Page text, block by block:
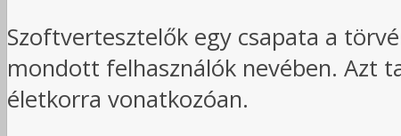
Szoftvertesztelők egy csapata a
mondott felhasználók nevében. Azt
életkorra vonatkozóan.